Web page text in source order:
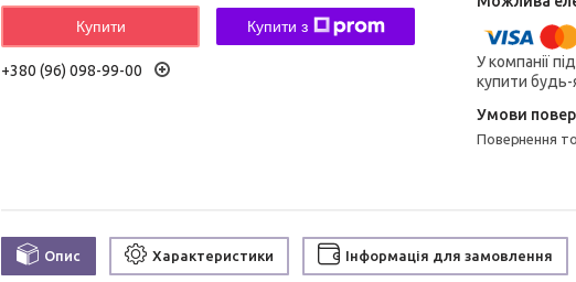
Купити Купити з
+380 (96) 098-99-00
У компанії
купити будь-
повернення
Опис Характеристики Інформація для замовлення